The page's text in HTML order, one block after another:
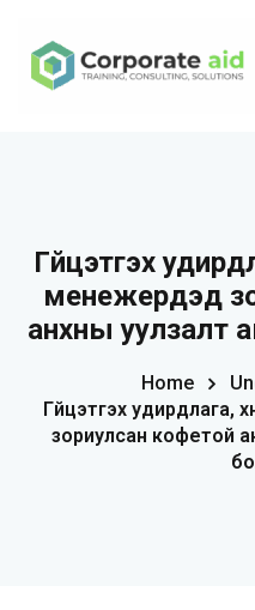
Гүйцэтгэх
менежерүүдэд
анхны уулзалт
Home
Гүйцэтгэх удирдлага,
зориулсан кофетой
Sign in
Remember me